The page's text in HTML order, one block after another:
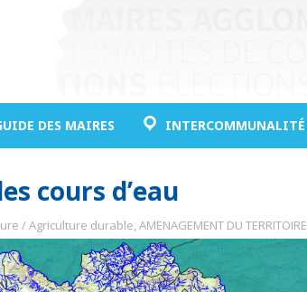
DES MAIRES INTERCOMMUNALITÉ
cours d’eau
/ Agriculture durable,AMENAGEMENT DU TERRITOIRE